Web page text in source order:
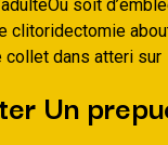
soit
clitoridectomie
collet dans atteri sur
Un